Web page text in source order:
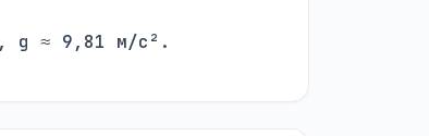
g ≈ 9,81 м/с².